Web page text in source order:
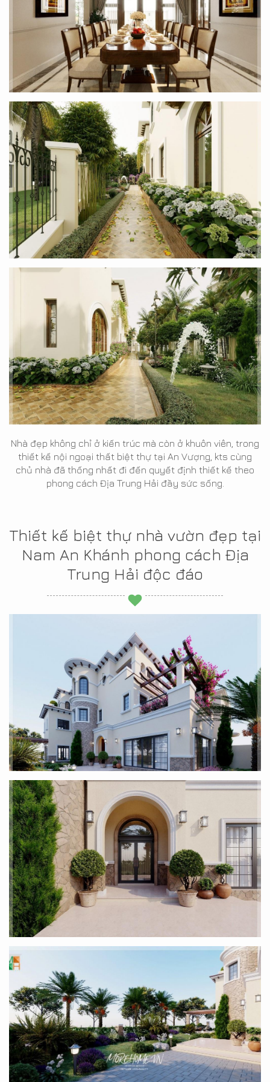
Nhà đẹp không chỉ ở kiến trúc mà còn ở khuôn viên, trong
thiết kế nội ngoại thất biệt thự tại An Vượng, kts cùng
chủ nhà đã thống nhất đi đến quyết định thiết kế theo
phong cách Địa Trung Hải đầy sức sống.
Thiết kế biệt thự nhà vườn đẹp tại
Nam An Khánh phong cách Địa
Trung Hải độc đáo